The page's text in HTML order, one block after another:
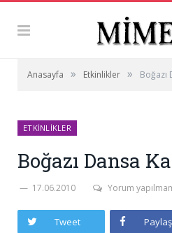
Anasayfa » Etkinlikler » Boğazı
ETKINLIKLER
Boğazı Dansa
17.06.2010 Yorum
Tweet Paylaş